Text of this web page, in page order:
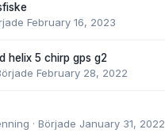
February 16, 2023
helix 5 chirp gps g2
February 28, 2022
· Började January 31, 2022